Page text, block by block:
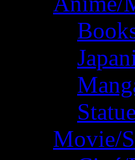
Movie/